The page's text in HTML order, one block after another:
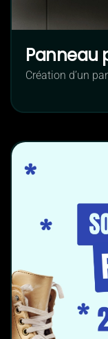
Panneau
Création d’un